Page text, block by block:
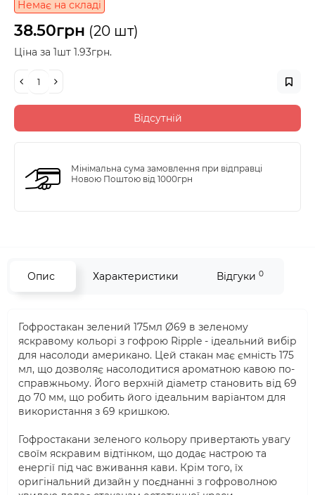
Немає на складі
38.50грн (20 шт)
Ціна за 1шт 1.93грн.
Відсутній
Мінімальна сума замовлення при відправці
Новою Поштою від 1000грн
Опис Характеристики Відгуки 0
Гофростакан зелений 175мл Ø69 в зеленому
яскравому кольорі з гофрою Ripple - ідеальний вибір
для насолоди американо. Цей стакан має ємність 175
мл, що дозволяє насолодитися ароматною кавою по-
справжньому. Його верхній діаметр становить від 69
до 70 мм, що робить його ідеальним варіантом для
використання з 69 кришкою.
Гофростакани зеленого кольору привертають увагу
своїм яскравим відтінком, що додає настрою та
енергії під час вживання кави. Крім того, їх
оригінальний дизайн у поєднанні з гофроволною